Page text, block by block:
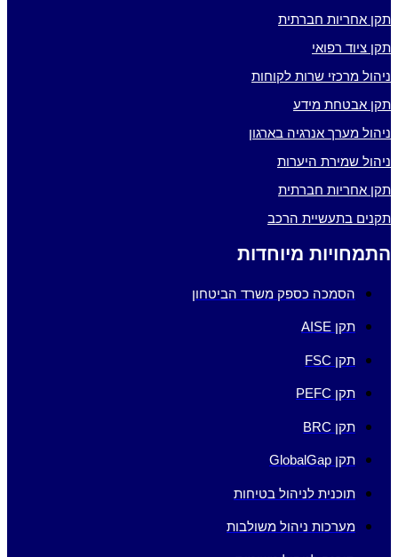
תקן אחריות חברתית
תקן ציוד רפואי
ניהול מרכזי שרות לקוחות
תקן אבטחת מידע
ניהול מערך אנרגיה בארגון
ניהול שמירת היערות
תקן אחריות חברתית
תקנים בתעשיית הרכב
התמחויות מיוחדות
הסמכה כספק משרד הביטחון
תקן AISE
תקן FSC
תקן PEFC
תקן BRC
תקן GlobalGap
תוכנית לניהול בטיחות
מערכות ניהול משולבות